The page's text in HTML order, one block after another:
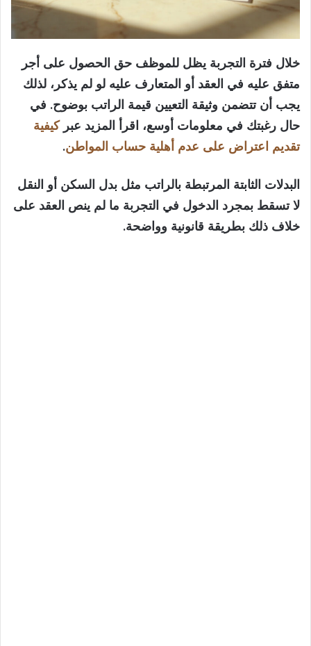
خلال فترة التجربة يظل للموظف حق الحصول على أجر
متفق عليه في العقد أو المتعارف عليه لو لم يذكر، لذلك
يجب أن تتضمن وثيقة التعيين قيمة الراتب بوضوح. في
حال رغبتك في معلومات أوسع، اقرأ المزيد عبركيفية
تقديم اعتراض على عدم أهلية حساب المواطن.
البدلات الثابتة المرتبطة بالراتب مثل بدل السكن أو النقل
لا تسقط بمجرد الدخول في التجربة ما لم ينص العقد على
خلاف ذلك بطريقة قانونية وواضحة.